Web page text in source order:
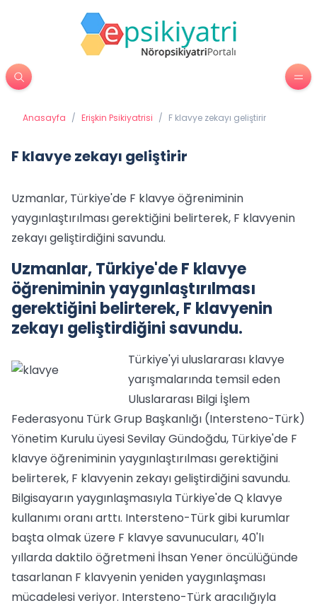
Anasayfa / Erişkin Psikiyatrisi / F klavye zekayı geliştirir
F klavye zekayı geliştirir
Uzmanlar, Türkiye'de F klavye öğreniminin
yaygınlaştırılması gerektiğini belirterek, F klavyenin
zekayı geliştirdiğini savundu.
Uzmanlar, Türkiye'de F klavye
öğreniminin yaygınlaştırılması
gerektiğini belirterek, F klavyenin
zekayı geliştirdiğini savundu.
Türkiye'yi uluslararası klavye
yarışmalarında temsil eden
Uluslararası Bilgi İşlem
Federasyonu Türk Grup Başkanlığı (Intersteno-Türk)
Yönetim Kurulu üyesi Sevilay Gündoğdu, Türkiye'de F
klavye öğreniminin yaygınlaştırılması gerektiğini
belirterek, F klavyenin zekayı geliştirdiğini savundu.
Bilgisayarın yaygınlaşmasıyla Türkiye'de Q klavye
kullanımı oranı arttı. Intersteno-Türk gibi kurumlar
başta olmak üzere F klavye savunucuları, 40'lı
yıllarda daktilo öğretmeni İhsan Yener öncülüğünde
tasarlanan F klavyenin yeniden yaygınlaşması
mücadelesi veriyor. Intersteno-Türk aracılığıyla